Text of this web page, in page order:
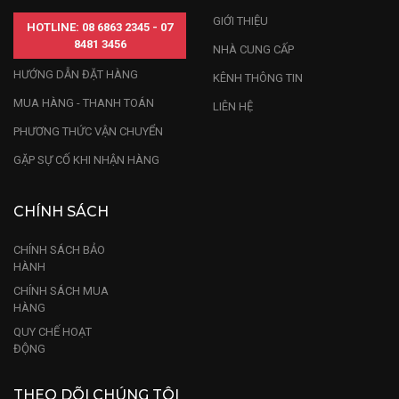
Nếu bạn đang có nhu cầu sở hữu ngay một sản
phẩm tượng Phúc Lộc Thọ bằng gỗ. Hãy yên tâm lựa
chọn sản phẩm tại Gỗ Đỉnh với nhiều năm kinh
HOTLINE: 08 6863 2345 - 07
8481 3456
HƯỚNG DẪN ĐẶT HÀNG
MUA HÀNG - THANH TOÁN
PHƯƠNG THỨC VẬN CHUYỂN
GẶP SỰ CỐ KHI NHẬN HÀNG
GIỚI THIỆU
NHÀ CUNG CẤP
KÊNH THÔNG TIN
LIÊN HỆ
CHÍNH SÁCH
CHÍNH SÁCH BẢO
HÀNH
CHÍNH SÁCH MUA
HÀNG
QUY CHẾ HOẠT
ĐỘNG
THEO DÕI CHÚNG TÔI